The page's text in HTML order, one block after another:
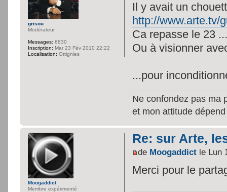
Il y avait un
http://www.arte.tv/
Ca repasse le 23
Ou à visionner
...pour
Ne confondez pas ma
et mon attitude
grisou
Modérateur
Messages: 6830
Inscription: Mar 23 Fév 2010 22:22
Localisation: Ottignies
Re: sur Arte,
de Moogaddict le Lun
Merci pour le
Moogaddict
Membre expérimenté